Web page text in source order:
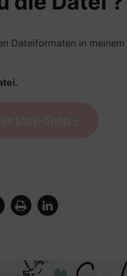
Dateiformaten in meinem